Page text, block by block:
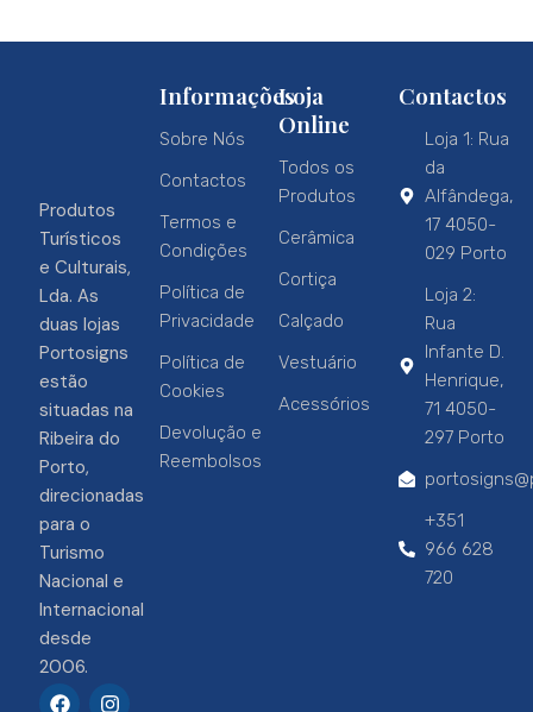
Produtos
Turísticos
e Culturais,
Lda. As
duas lojas
Portosigns
estão
situadas na
Ribeira do
Porto,
direcionadas
para o
Turismo
Nacional e
Internacional
desde
2006.
F I
Informações
Sobre Nós
Contactos
Termos e
Condições
Política de
Privacidade
Política de
Cookies
Devolução e
Reembolsos
Loja
Online
Todos os
Produtos
Cerâmica
Cortiça
Calçado
Vestuário
Acessórios
Contactos
Loja 1: Rua
da
Alfândega,
17 4050-
029 Porto
Loja 2:
Rua
Infante D.
Henrique,
71 4050-
297 Porto
+351
966 628
720